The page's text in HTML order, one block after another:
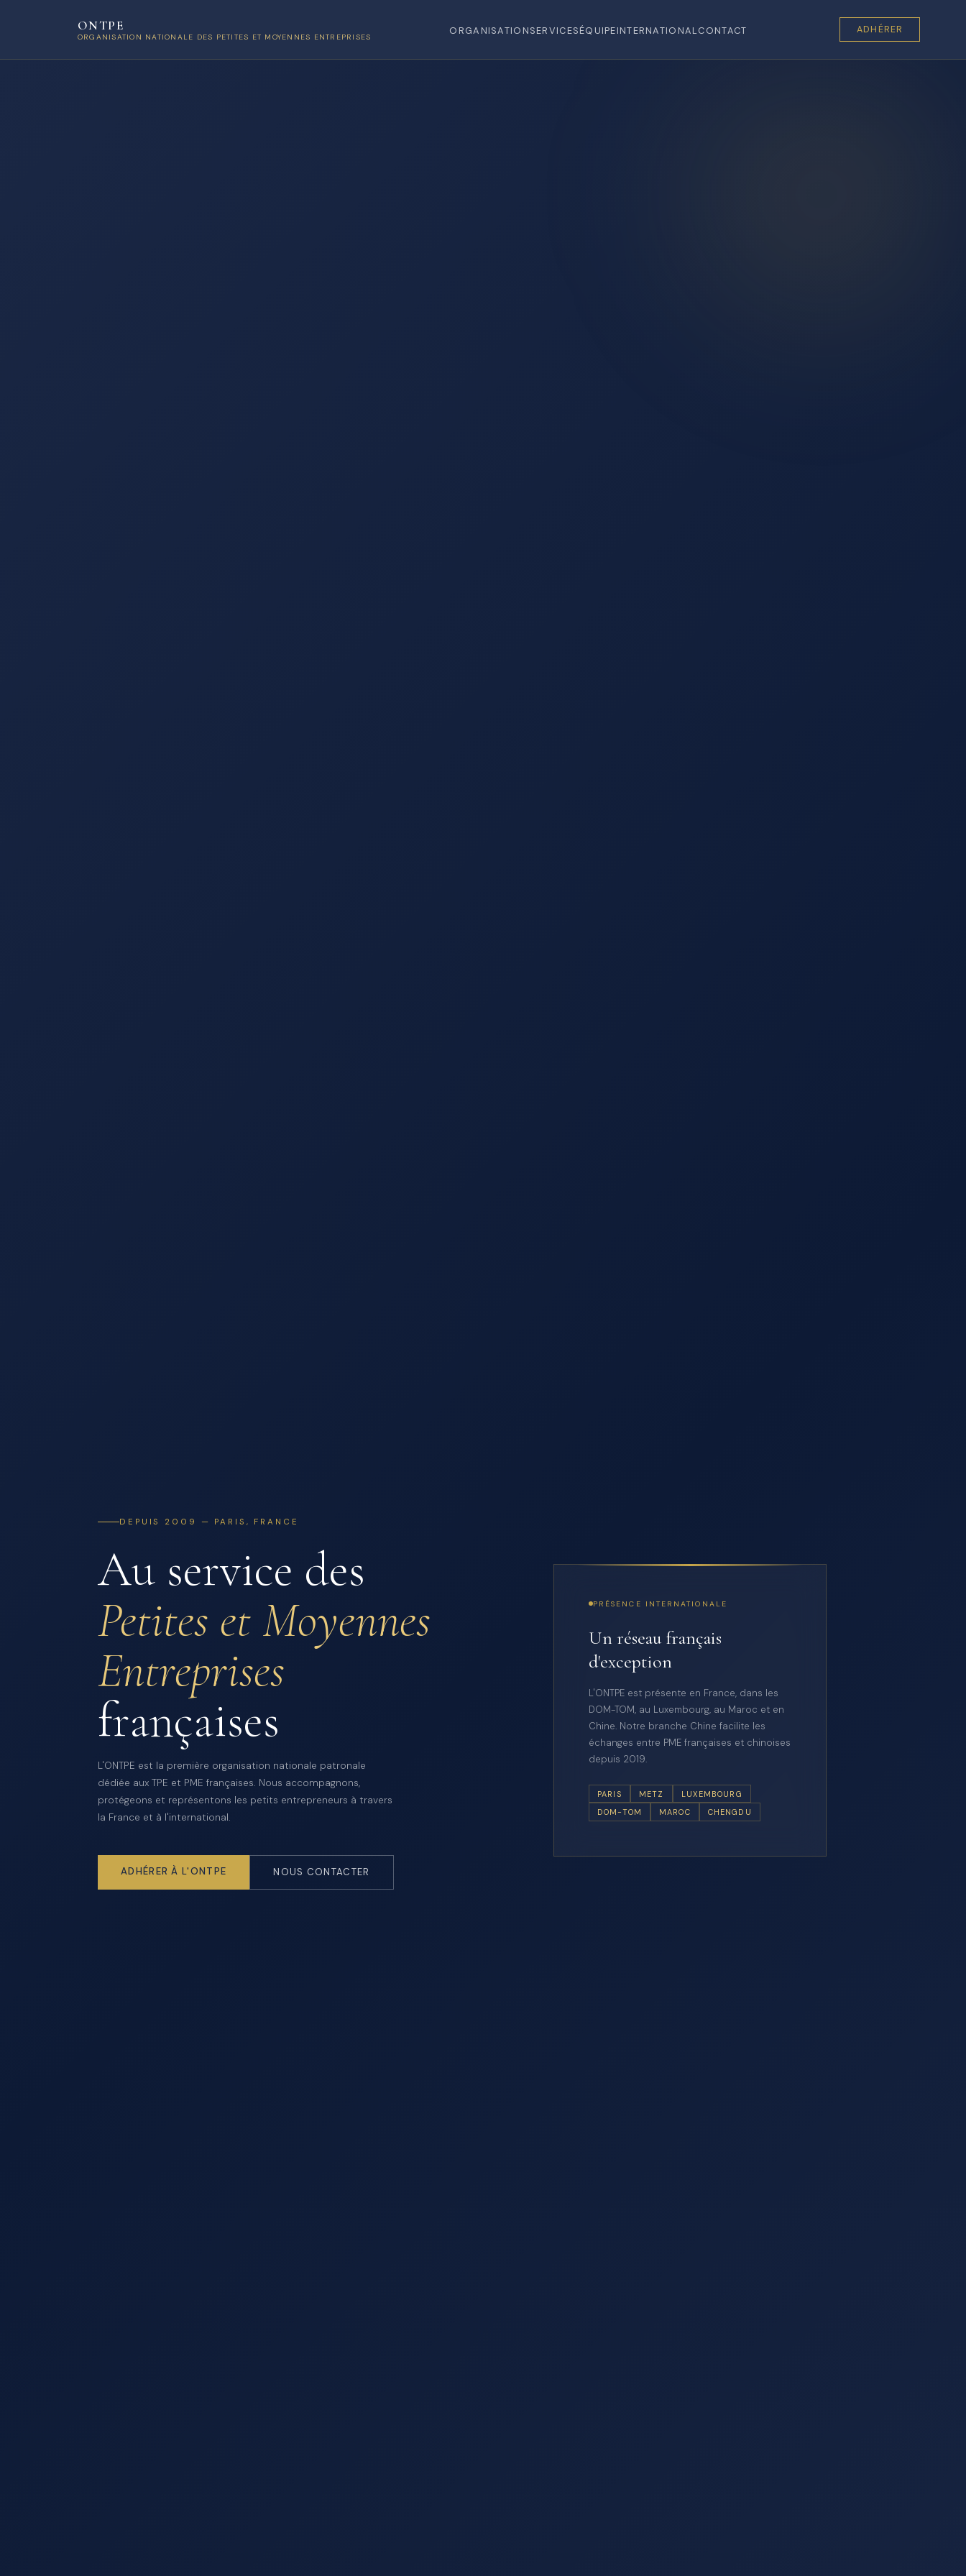
ONTPE
ORGANISATION NATIONALE DES PETITES ET MOYENNES ENTREPRISES
ORGANISATIONSERVICESÉQUIPEINTERNATIONALCONTACT ADHÉRER
DEPUIS 2009 — PARIS, FRANCE
Au service des
Petites et Moyennes
Entreprises
françaises
L'ONTPE est la première organisation nationale patronale
dédiée aux TPE et PME françaises. Nous accompagnons,
protégeons et représentons les petits entrepreneurs à travers
la France et à l'international.
ADHÉRER À L'ONTPE NOUS CONTACTER
PRÉSENCE INTERNATIONALE
Un réseau français
d'exception
L'ONTPE est présente en France, dans les
DOM-TOM, au Luxembourg, au Maroc et en
Chine. Notre branche Chine facilite les
échanges entre PME françaises et chinoises
depuis 2019.
PARIS METZ
LUXEMBOURG
DOM-TOM
MAROC CHENGDU